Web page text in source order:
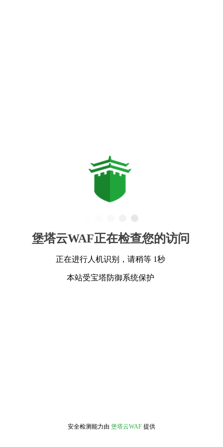
堡塔云WAF正在检查您的访问
正在进行人机识别，请稍等 1秒
本站受宝塔防御系统保护
安全检测能力由 堡塔云WAF 提供